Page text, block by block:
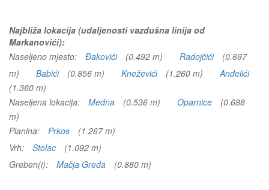
Najbliža lokacija (udaljenosti vazdušna linija od
Markanovići):
Naseljeno mjesto:
Đakovići (0.492 m) Radojčići
(0.697
m)
Babići (0.856 m) Kneževići (1.260 m)
Anđelići
(1.360 m)
Naseljena lokacija:
Medna (0.536 m) Oparnice
(0.688
m)
Planina:
Prkos
(1.267 m)
Vrh:
Stolac
(1.092 m)
Greben(i):
Mačja Greda (0.880 m)